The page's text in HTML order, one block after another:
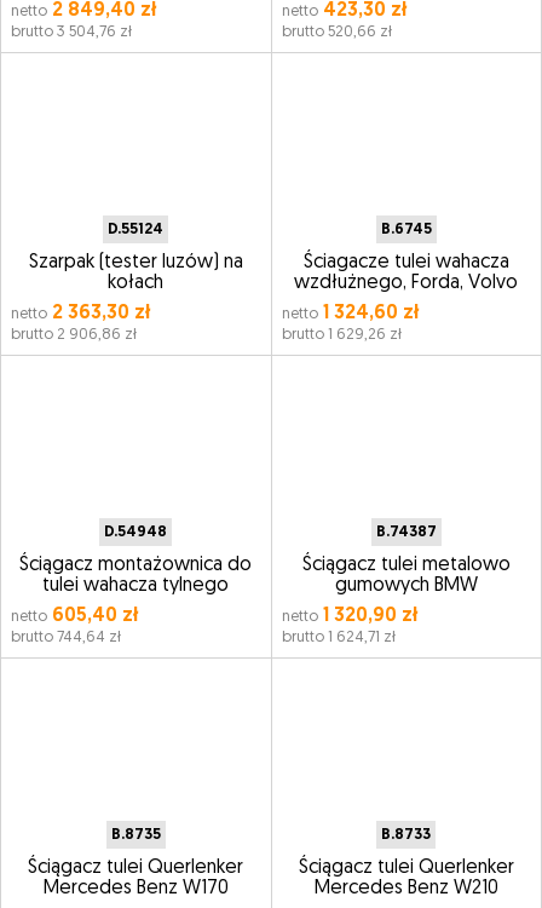
netto 2 849,40 zł
brutto 3 504,76 zł
netto423,30 zł
brutto 520,66 zł
D.55124
Szarpak (tester luzów) na
kołach
netto 2 363,30 zł
brutto 2 906,86 zł
B.6745
Ściagacze tulei wahacza
wzdłużnego, Forda, Volvo
netto1 324,60 zł
brutto 1 629,26 zł
D.54948
Ściągacz montażownica do
tulei wahacza tylnego
netto 605,40 zł
brutto 744,64 zł
B.74387
Ściągacz tulei metalowo
gumowych BMW
netto1 320,90 zł
brutto 1 624,71 zł
B.8735
Ściągacz tulei Querlenker
Mercedes Benz W170
B.8733
Ściągacz tulei Querlenker
Mercedes Benz W210